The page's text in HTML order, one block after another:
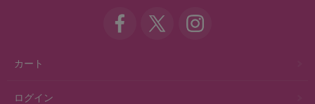
カート
ログイン